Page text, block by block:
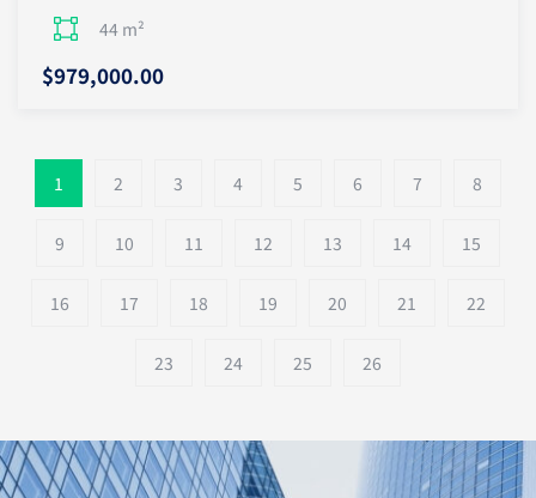
44 m²
$979,000.00
1 2 3 4 5 6 7 8
9 10 11 12 13 14 15
16 17 18 19 20 21 22
23 24 25 26